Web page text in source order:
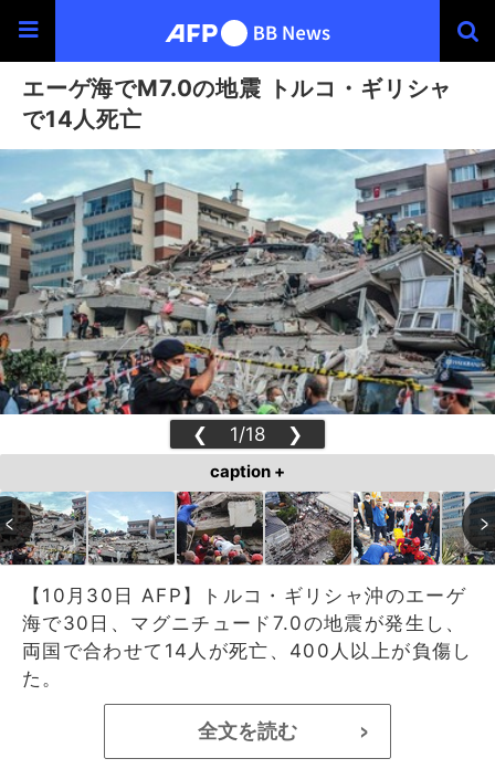
エーゲ海でM7.0の地震 トルコ・ギリシャ
で14人死亡
❮ 1/18 ❯
caption +
【10月30日 AFP】トルコ・ギリシャ沖のエーゲ
海で30日、マグニチュード7.0の地震が発生し、
両国で合わせて14人が死亡、400人以上が負傷し
た。
全文を読む >